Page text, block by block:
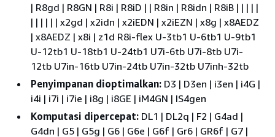
| R8gd | R8GN | R8i | R8iD | | R8in | R8idn | R8iB | | | | |
| | | | | | x2gd | x2idn | x2iEDN | x2iEZN | x8g | x8AEDZ
| x8AEDZ | x8i | z1d R8i-flex U-3tb1 U-6tb1 U-9tb1
U-12tb1 U-18tb1 U-24tb1 U7i-6tb U7i-8tb U7i-
12tb U7in-16tb U7in-24tb U7in-32tb U7inh-32tb
Penyimpanan dioptimalkan: D3 | D3en | i3en | i4G |
i4i | i7i | i7ie | i8g | i8GE | iM4GN | IS4gen
Komputasi dipercepat: DL1 | DL2q | F2 | G4ad |
G4dn | G5 | G5g | G6 | G6e | G6f | Gr6 | GR6f | G7 |